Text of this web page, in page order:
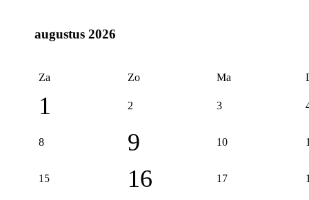
augustus 2026
Za Zo Ma
1 2 3
8 9 10
15 16 17